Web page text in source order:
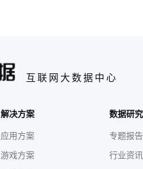
互联网大数据中心
解决方案
应用方案
游戏方案
数据研
专题报告
行业资讯